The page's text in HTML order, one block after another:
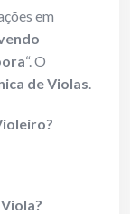
em
“. O
de Violas